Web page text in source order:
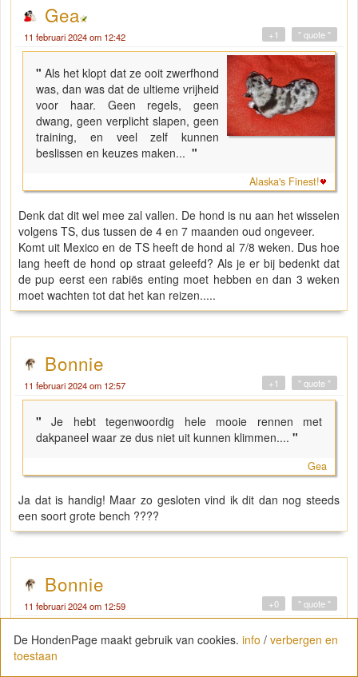
Gea
11 februari 2024 om 12:42 " quote "
+1
"Als het klopt dat ze ooit zwerfhond
was, dan was dat de ultieme vrijheid
voor haar. Geen regels, geen
dwang, geen verplicht slapen, geen
training, en veel zelf kunnen
beslissen en keuzes maken... "
Alaska's Finest!
Denk dat dit wel mee zal vallen. De hond is nu aan het wisselen
volgens TS, dus tussen de 4 en 7 maanden oud ongeveer.
Komt uit Mexico en de TS heeft de hond al 7/8 weken. Dus hoe
lang heeft de hond op straat geleefd? Als je er bij bedenkt dat
de pup eerst een rabiës enting moet hebben en dan 3 weken
moet wachten tot dat het kan reizen.....
Bonnie
11 februari 2024 om 12:57 " quote "
+1
"Je hebt tegenwoordig hele mooie rennen met
dakpaneel waar ze dus niet uit kunnen klimmen.... "
Gea
Ja dat is handig! Maar zo gesloten vind ik dit dan nog steeds
een soort grote bench ????
Bonnie
11 februari 2024 om 12:59 " quote "
+0
De HondenPage maakt gebruik van cookies. info / verbergen en
toestaan